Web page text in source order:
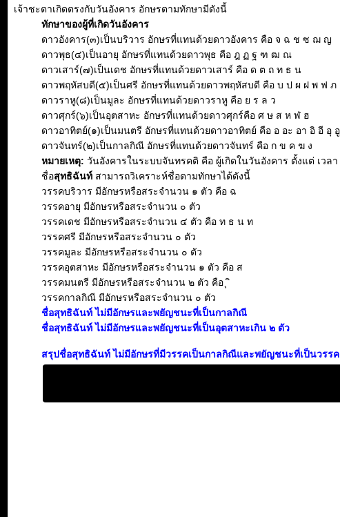
เจ้าชะตาเกิดตรงกับวันอังคาร อักษรตามทักษามีดังนี้
ทักษาของผู้ที่เกิดวันอังคาร
ดาวอังคาร(๓)เป็นบริวาร อักษรที่แทนด้วยดาวอังคาร คือ จ ฉ ช ซ ฌ ญ
ดาวพุธ(๔)เป็นอายุ อักษรที่แทนด้วยดาวพุธ คือ ฎ ฏ ฐ ฑ ฒ ณ
ดาวเสาร์(๗)เป็นเดช อักษรที่แทนด้วยดาวเสาร์ คือ ด ต ถ ท ธ น
ดาวพฤหัสบดี(๕)เป็นศรี อักษรที่แทนด้วยดาวพฤหัสบดี คือ บ ป ผ ฝ พ ฟ ภ
ดาวราหู(๘)เป็นมูละ อักษรที่แทนด้วยดาวราหู คือ ย ร ล ว
ดาวศุกร์(๖)เป็นอุตสาหะ อักษรที่แทนด้วยดาวศุกร์คือ ศ ษ ส ห ฬ ฮ
ดาวอาทิตย์(๑)เป็นมนตรี อักษรที่แทนด้วยดาวอาทิตย์ คือ อ อะ อา อิ อี อุ อู
ดาวจันทร์(๒)เป็นกาลกิณี อักษรที่แทนด้วยดาวจันทร์ คือ ก ข ค ฆ ง
หมายเหตุ: วันอังคารในระบบจันทรคติ คือ ผู้เกิดในวันอังคาร ตั้งแต่ เว
ชื่อสุทธิฉันท์ สามารถวิเคราะห์ชื่อตามทักษาได้ดังนี้
วรรคบริวาร มีอักษรหรือสระจำนวน ๑ ตัว คือ ฉ
วรรคอายุ มีอักษรหรือสระจำนวน ๐ ตัว
วรรคเดช มีอักษรหรือสระจำนวน ๔ ตัว คือ ท ธ น ท
วรรคศรี มีอักษรหรือสระจำนวน ๐ ตัว
วรรคมูละ มีอักษรหรือสระจำนวน ๐ ตัว
วรรคอุตสาหะ มีอักษรหรือสระจำนวน ๑ ตัว คือ ส
วรรคมนตรี มีอักษรหรือสระจำนวน ๒ ตัว คือ ุ ิ
วรรคกาลกิณี มีอักษรหรือสระจำนวน ๐ ตัว
ชื่อสุทธิฉันท์ ไม่มีอักษรและพยัญชนะที่เป็นกาลกิณี
ชื่อสุทธิฉันท์ ไม่มีอักษรและพยัญชนะที่เป็นอุตสาหะเกิน ๒ ตัว
สรุปชื่อสุทธิฉันท์ ไม่มีอักษรที่มีวรรคเป็นกาลกิณีและพยัญชนะที่เป็นวรร